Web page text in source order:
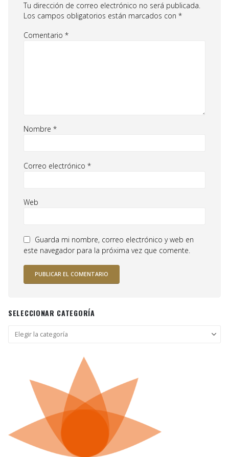
Tu dirección de correo electrónico no será publicada.
Los campos obligatorios están marcados con *
Comentario *
Nombre *
Correo electrónico *
Web
Guarda mi nombre, correo electrónico y web en
este navegador para la próxima vez que comente.
SELECCIONAR CATEGORÍA
Seleccionar
categoría